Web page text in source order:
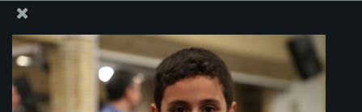
Информационный блок офиса Великого Лидера
Встреча с общественностью города Кум в связи с